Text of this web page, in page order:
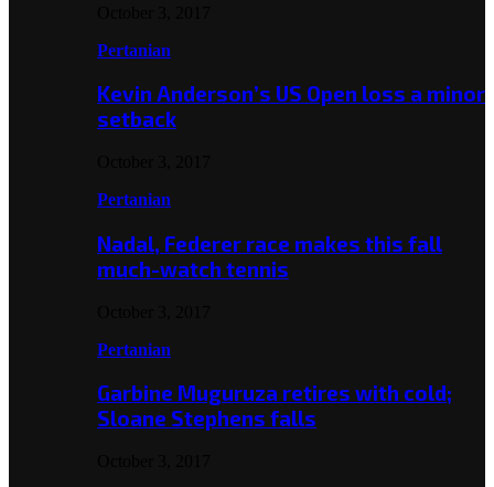
Pertanian
Kevin Anderson’s US Open loss a minor
setback
Pertanian
Nadal, Federer race makes this fall
much-watch tennis
Pertanian
Garbine Muguruza retires with cold;
Sloane Stephens falls